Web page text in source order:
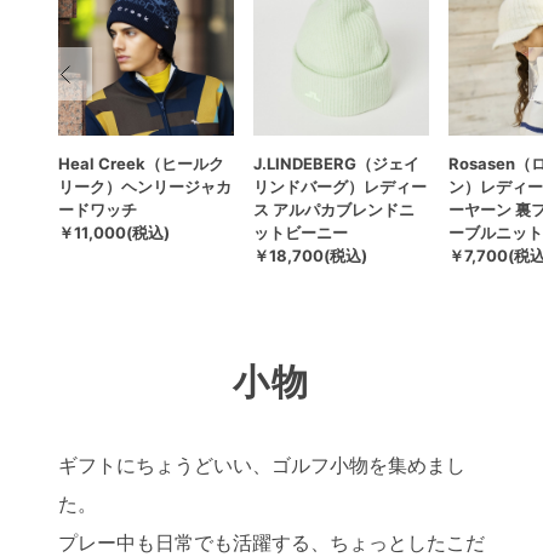
Heal Creek（ヒールク
リーク）ヘンリージャカ
ードワッチ
￥11,000(税込)
J.LINDEBERG（ジェイ
リンドバーグ）レディー
ス アルパカブレンドニ
ットビーニー
￥18,700(税込)
Rosasen（
ン）レディ
ーヤーン 裏
ーブルニッ
￥7,700(税
小物
ギフトにちょうどいい、ゴルフ小物を集めまし
た。
プレー中も日常でも活躍する、ちょっとしたこだ